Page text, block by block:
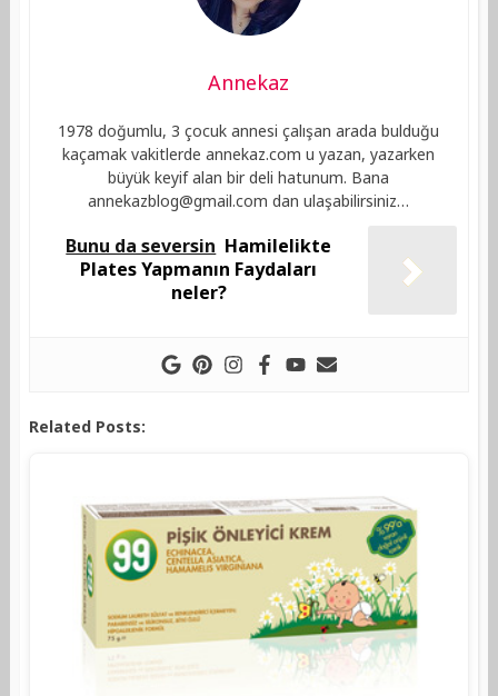
Annekaz
1978 doğumlu, 3 çocuk annesi çalışan arada bulduğu
kaçamak vakitlerde annekaz.com u yazan, yazarken
büyük keyif alan bir deli hatunum. Bana
annekazblog@gmail.com dan ulaşabilirsiniz…
Bunu da seversin Hamilelikte
Plates Yapmanın Faydaları
neler?
Related Posts: